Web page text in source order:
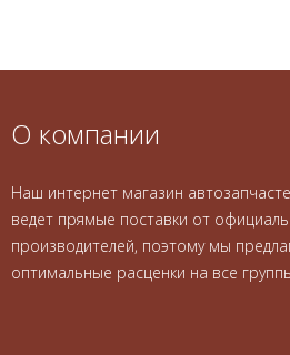
О компании
Наш интернет магазин
ведет прямые поставки от
производителей, поэтому мы
оптимальные расценки на все